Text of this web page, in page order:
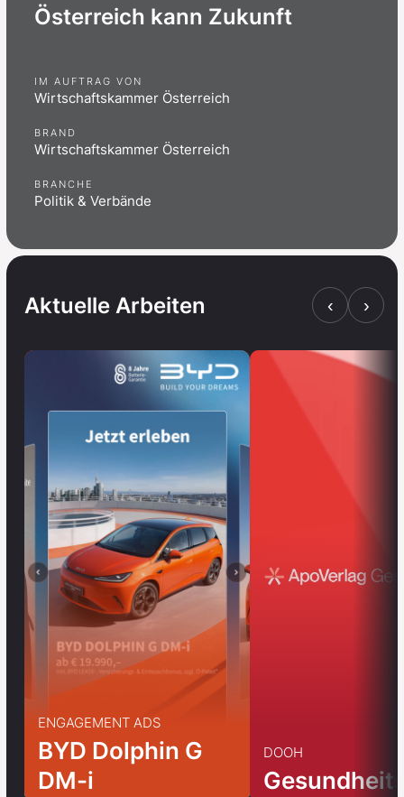
Österreich kann Zukunft
IM AUFTRAG VON
Wirtschaftskammer Österreich
BRAND
Wirtschaftskammer Österreich
BRANCHE
Politik & Verbände
Aktuelle Arbeiten ‹ ›
ENGAGEMENT ADS
BYD Dolphin G
DM-i
DOOH